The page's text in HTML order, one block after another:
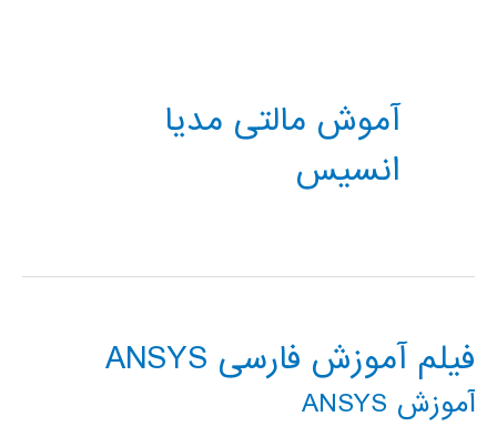
آموش مالتی مدیا
انسیس
فیلم آموزش فارسی ANSYS
آموزش ANSYS